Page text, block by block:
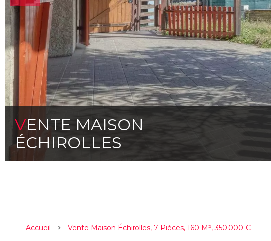
VENTE MAISON
ÉCHIROLLES
Accueil Vente Maison Échirolles, 7 Pièces, 160 M², 350 000 €